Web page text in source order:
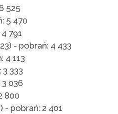
525
5 470
4 791
- pobrań: 4 433
4 113
3 333
3 036
800
- pobrań: 2 401